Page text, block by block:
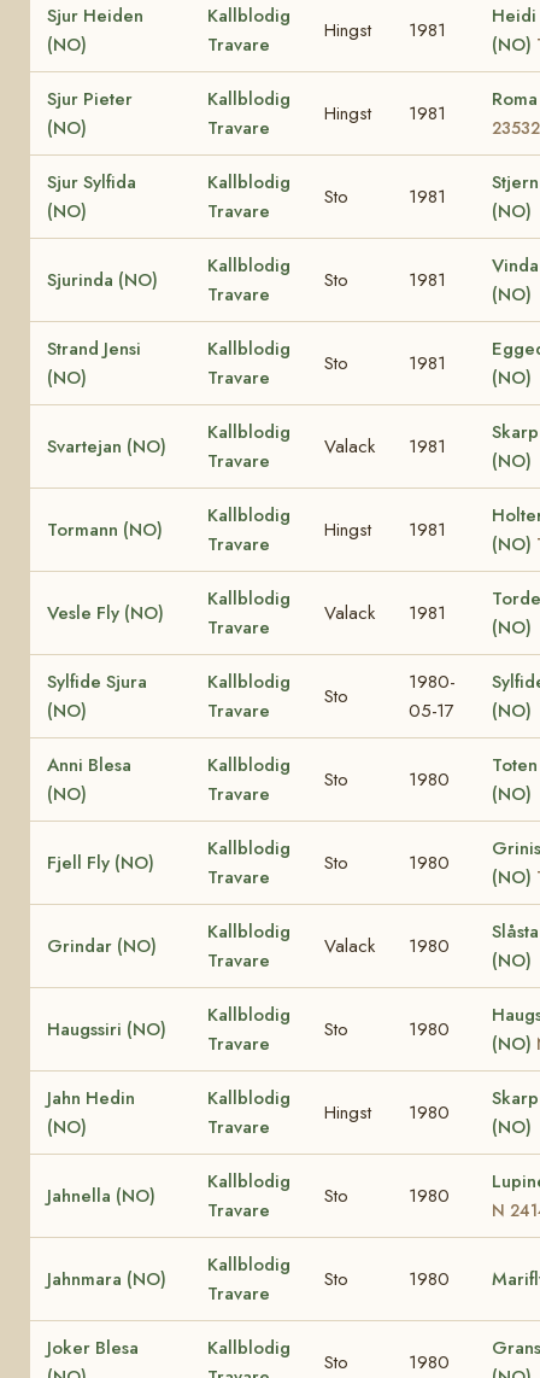
Sjur Heiden
(NO)
Kallblodig
Travare
Hingst 1981
Heidi
(NO)
Sjur Pieter
(NO)
Kallblodig
Travare
Hingst 1981
23532
Sjur Sylfida
(NO)
Kallblodig
Travare
Sto 1981
(NO)
Sjurinda (NO)
Kallblodig
Travare
Sto 1981
(NO)
Strand Jensi
(NO)
Kallblodig
Travare
Sto 1981
(NO)
Svartejan (NO)
Kallblodig
Travare
Valack 1981
(NO)
Tormann (NO)
Kallblodig
Travare
Hingst 1981
(NO)
Vesle Fly (NO)
Kallblodig
Travare
Valack 1981
(NO)
Sylfide Sjura
(NO)
Kallblodig
Travare
Sto
1980-
05-17
(NO)
Anni Blesa
(NO)
Kallblodig
Travare
Sto 1980
(NO)
Fjell Fly (NO)
Kallblodig
Travare
Sto 1980
(NO)
Grindar (NO)
Kallblodig
Travare
Valack 1980
(NO)
Haugssiri (NO)
Kallblodig
Travare
Sto 1980
(NO)
Jahn Hedin
(NO)
Kallblodig
Travare
Hingst 1980
(NO)
Jahnella (NO)
Kallblodig
Travare
Sto 1980
N
Jahnmara (NO)
Kallblodig
Travare
Sto 1980
Joker Blesa
Kallblodig
Sto 1980